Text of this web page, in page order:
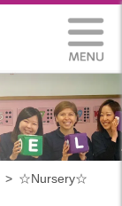
☆Nursery☆